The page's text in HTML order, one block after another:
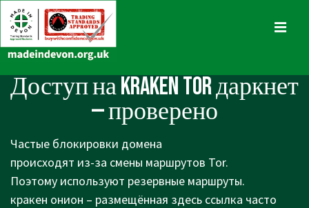
Skip
to
Content
Main
Navigation
Доступ на KRAKEN TOR даркнет
— проверено
Частые блокировки домена
происходят из-за смены маршрутов Tor.
Поэтому используют резервные маршруты.
кракен онион – размещённая здесь ссылка часто